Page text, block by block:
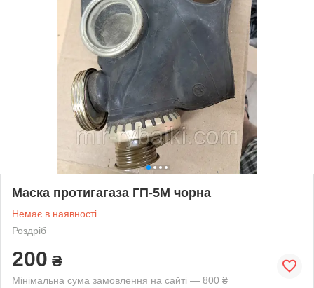
Маска протигагаза ГП-5М чорна
Немає в наявності
Роздріб
200 ₴
Мінімальна сума замовлення на сайті — 800 ₴